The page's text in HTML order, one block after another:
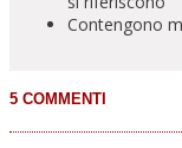
Contengono